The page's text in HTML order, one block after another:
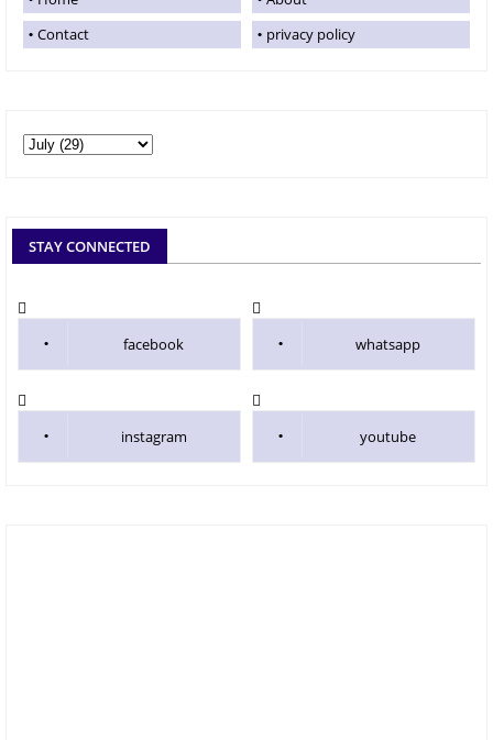
Contact
privacy policy
STAY CONNECTED
facebook whatsapp
instagram youtube